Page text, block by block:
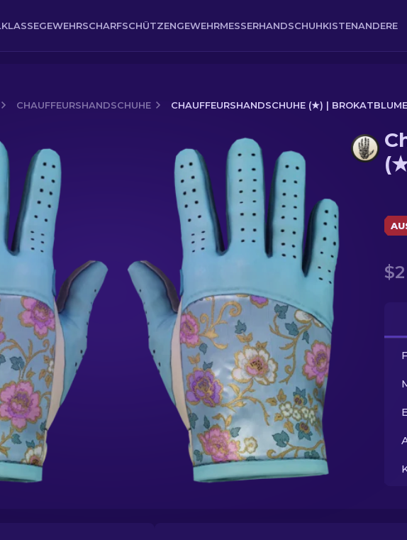
GEWEHRSCHARFSCHÜTZENGEWEHRMESSERHANDSCHUHKISTENANDERE
CHAUFFEURSHANDSCHUHE CHAUFFEURSHANDSCHUHE (★) |
(★) | Brokatblumen